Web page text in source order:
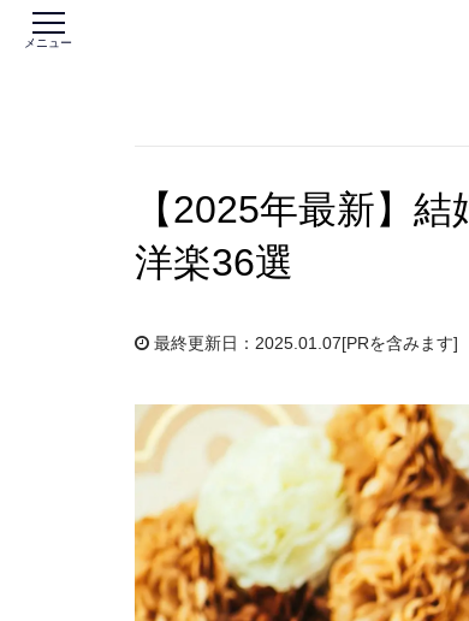
メニュー
【2025年最新】
洋楽36選
最終更新日：2025.01.07[PRを含みます]